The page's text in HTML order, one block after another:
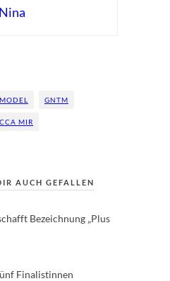
Nina
GNTM
MIR
AUCH GEFALLEN
Bezeichnung „Plus
Finalistinnen